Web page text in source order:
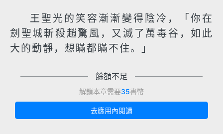
王聖光的笑容漸漸變得陰冷，「你在
劍聖城斬殺趙驚風，又滅了萬毒谷，如此
大的動靜，想瞞都瞞不住。」
餘額不足
解鎖本章需要35書幣
去應用內閱讀